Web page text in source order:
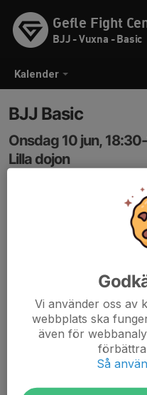
Kalender
Gefle Fight
BJJ - Vuxna - Basic
BJJ Basic
Onsdag 10 jun,
Lilla dojon
Vi använder oss av
webbplats ska
även för
Så